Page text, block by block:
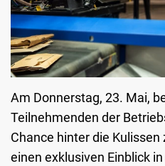
Am Donnerstag, 23. Mai,
Teilnehmenden der
Chance hinter die
einen exklusiven Einblick